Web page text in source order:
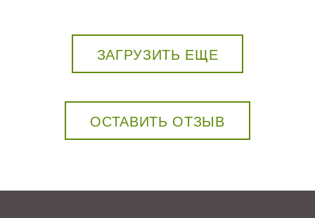
ЗАГРУЗИТЬ ЕЩЕ
ОСТАВИТЬ ОТЗЫВ